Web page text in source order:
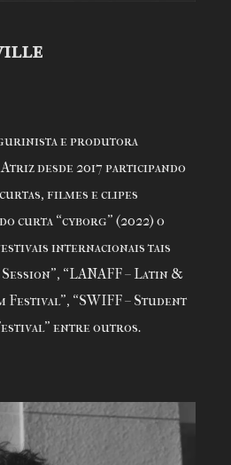
e produtora
desde 2017 participando
curtas, filmes e clipes
curta “cyborg” (2022) o
internacionais tais
“LANAFF – Latin &
Festival”, “SWIFF – Student
entre outros.